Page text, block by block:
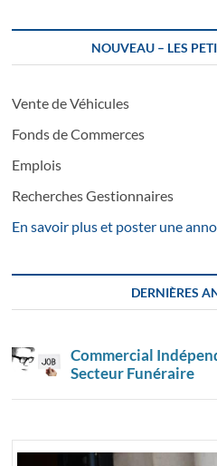
NOUVEAU – LES
Vente de Véhicules
Fonds de Commerces
Emplois
Recherches Gestionnaires
En savoir plus et poster une
DERNIÈRES
Commercial
Secteur Funéraire